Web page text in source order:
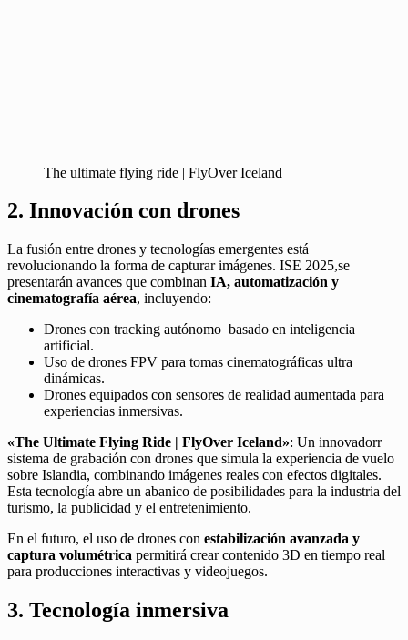
The ultimate flying ride | FlyOver Iceland
2. Innovación con drones
La fusión entre drones y tecnologías emergentes está
revolucionando la forma de capturar imágenes. ISE 2025,se
presentarán avances que combinan IA, automatización y
cinematografía aérea, incluyendo:
Drones con tracking autónomo basado en inteligencia
artificial.
Uso de drones FPV para tomas cinematográficas ultra
dinámicas.
Drones equipados con sensores de realidad aumentada para
experiencias inmersivas.
«The Ultimate Flying Ride | FlyOver Iceland»: Un innovadorr
sistema de grabación con drones que simula la experiencia de vuelo
sobre Islandia, combinando imágenes reales con efectos digitales.
Esta tecnología abre un abanico de posibilidades para la industria del
turismo, la publicidad y el entretenimiento.
En el futuro, el uso de drones con estabilización avanzada y
captura volumétrica permitirá crear contenido 3D en tiempo real
para producciones interactivas y videojuegos.
3. Tecnología inmersiva